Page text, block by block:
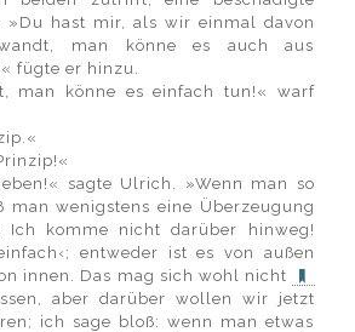
»Du hast mir, als wir einmal davon
man könne es auch aus
fügte er hinzu.
man könne es einfach tun!« warf
sagte Ulrich. »Wenn man so
man wenigstens eine Überzeugung
Ich komme nicht darüber hinweg!
entweder ist es von außen
innen. Das mag sich wohl nicht
aber darüber wollen wir jetzt
ich sage bloß: wenn man etwas